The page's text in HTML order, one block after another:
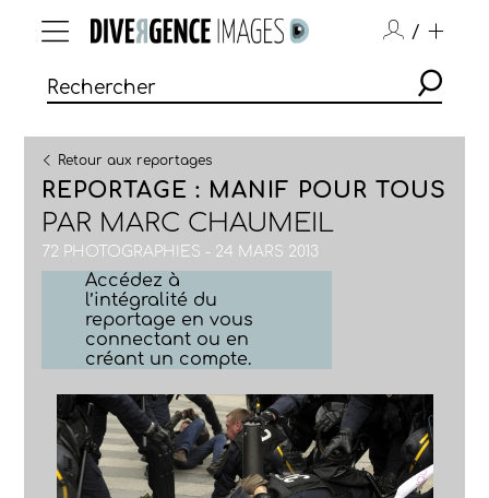
/
Retour aux reportages
REPORTAGE : MANIF POUR TOUS
PAR MARC CHAUMEIL
72 PHOTOGRAPHIES - 24 MARS 2013
Accédez à
l’intégralité du
reportage en vous
connectant ou en
créant un compte.